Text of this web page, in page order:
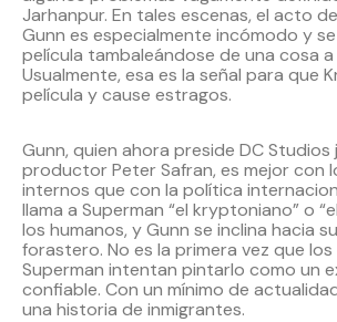
Jarhanpur. En tales escenas, el acto
Gunn es especialmente incómodo y
película tambaleándose de una cosa
Usualmente, esa es la señal para que
película y cause estragos.
Gunn, quien ahora preside DC
productor Peter Safran, es mejor con
internos que con la política
llama a Superman “el kryptoniano” o
los humanos, y Gunn se inclina hacia
forastero. No es la primera vez que
Superman intentan pintarlo como un
confiable. Con un mínimo de
una historia de inmigrantes.